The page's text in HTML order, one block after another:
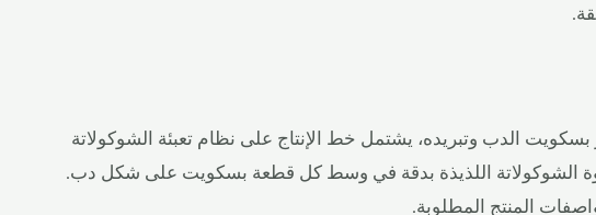
بسكويت الدب وتبريده، يشتمل خط الإنتاج على نظام تعبئة الشوكولاتة
الشوكولاتة اللذيذة بدقة في وسط كل قطعة بسكويت على شكل دب.
المنتج المطلوبة.